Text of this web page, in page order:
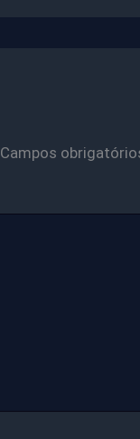
Campos